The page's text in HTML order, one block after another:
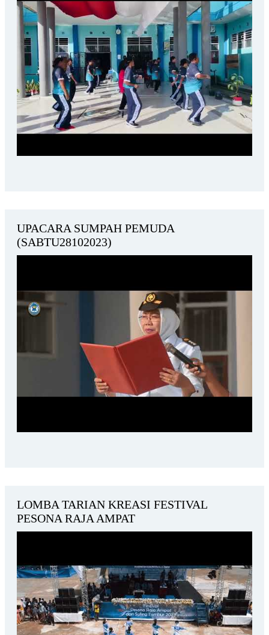
UPACARA SUMPAH PEMUDA
(SABTU28102023)
LOMBA TARIAN KREASI FESTIVAL
PESONA RAJA AMPAT